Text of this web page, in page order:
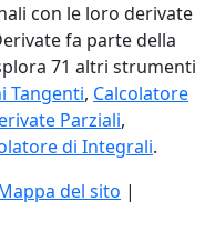
con le loro derivate
fa parte della
71 altri strumenti
Tangenti, Calcolatore
Parziali,
di Integrali.
del sito |